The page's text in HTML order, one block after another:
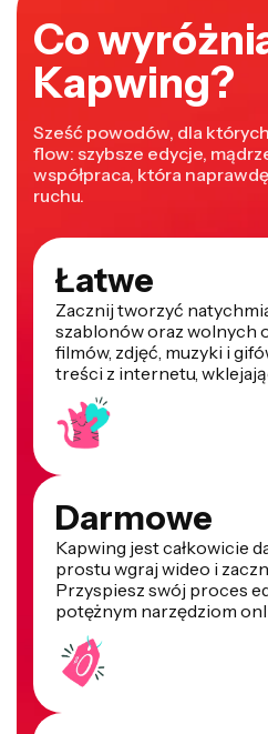
Co
Kapwing?
Sześć powodów, dla
flow: szybsze edycje,
współpraca, która
ruchu.
Łatwe
Zacznij tworzyć
szablonów oraz wolnych
filmów, zdjęć, muzyki i
treści z internetu,
Darmowe
Kapwing jest całkowicie
prostu wgraj wideo i
Przyspiesz swój proces
potężnym narzędziom